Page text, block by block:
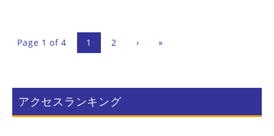
Page 1 of 4 1 2 › »
アクセスランキング